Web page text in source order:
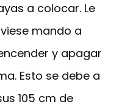
a colocar. Le
mando a
y apagar
Esto se debe a
105 cm de